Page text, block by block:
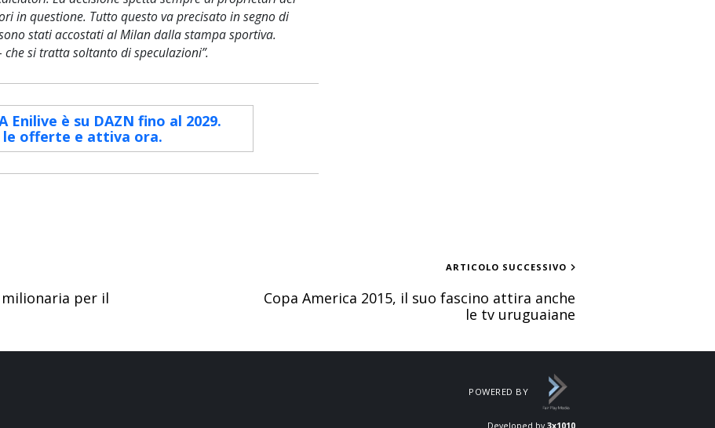
in questione. Tutto questo va precisato in segno di
stati accostati al Milan dalla stampa sportiva.
che si tratta soltanto di speculazioni”.
Enilive è su DAZN fino al 2029.
le offerte e attiva ora.
per il
ARTICOLO SUCCESSIVO
Copa America 2015, il suo fascino attira anche
le tv uruguaiane
POWERED BY
Developed by 3x1010